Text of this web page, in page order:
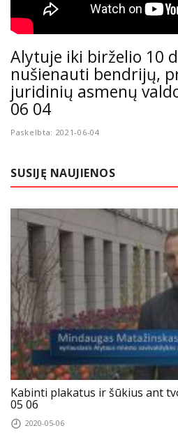
Alytuje iki birželio 10
nušienauti bendrijų,
juridinių asmenų
06 04
Paskelbta: 2021-06-04
SUSIJĘ NAUJIENOS
Kabinti plakatus ir šūkius ant
05 06
2020-05-06